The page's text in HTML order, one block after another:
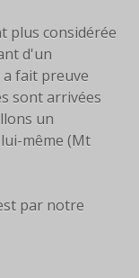
plus considérée
d'un
fait preuve
sont arrivées
un
même (Mt
par notre